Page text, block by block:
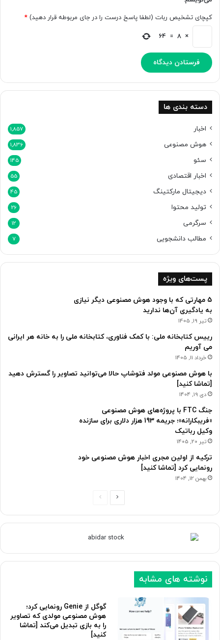
5
ه
ر
ش
ت
کپچای تشخیص ربات (لطفا پاسخ درست را در جای مربوطه قرار دهید) *
×
8
=
64
دسته بندی ها
اخبار 1,857
هوش مصنوعی 1,836
سئو 145
اخبار اقتصادی 55
دیجیتال مارکتینگ 45
تولید محتوا 26
سرگرمی 12
مطالب دانشجویی 7
پست‌های ویژه
5 مهارتی که با وجود هوش مصنوعی دیگر نیازی
به یادگیری آن‌ها ندارید
تیر 19, 1405
رییس کتابخانه ملی: با کمک فناوری، کتابخانه ملی را به خانه هر ایرانی
می آوریم
خرداد 11, 1405
با هوش مصنوعی مولد فتوشاپ حالا می‌توانید تصاویر را گسترش دهید
[تماشا کنید]
دی 19, 1404
جنگ FTC با پروژه‌های هوش مصنوعی
«فریبکارانه»؛ جریمه 193 هزار دلاری برای سازنده
وکیل رباتیک
تیر 20, 1405
ترکیه از اولین مجری اخبار هوش مصنوعی خود
رونمایی کرد [تماشا کنید]
بهمن 12, 1404
ح
ه
ق
ح
ه
ب
نوشته های مشابه
گوگل از Genie رونمایی کرد؛
هوش مصنوعی مولدی که تصاویر
را به بازی تبدیل می‌کند [تماشا
کنید]